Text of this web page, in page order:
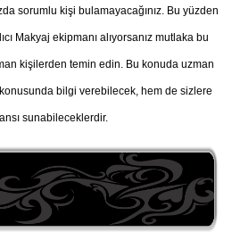
sorumlu kişi bulamayacağınız. Bu yüzden
Makyaj ekipmanı alıyorsanız mutlaka bu
kişilerden temin edin. Bu konuda uzman
bilgi verebilecek, hem de sizlere
sunabileceklerdir.